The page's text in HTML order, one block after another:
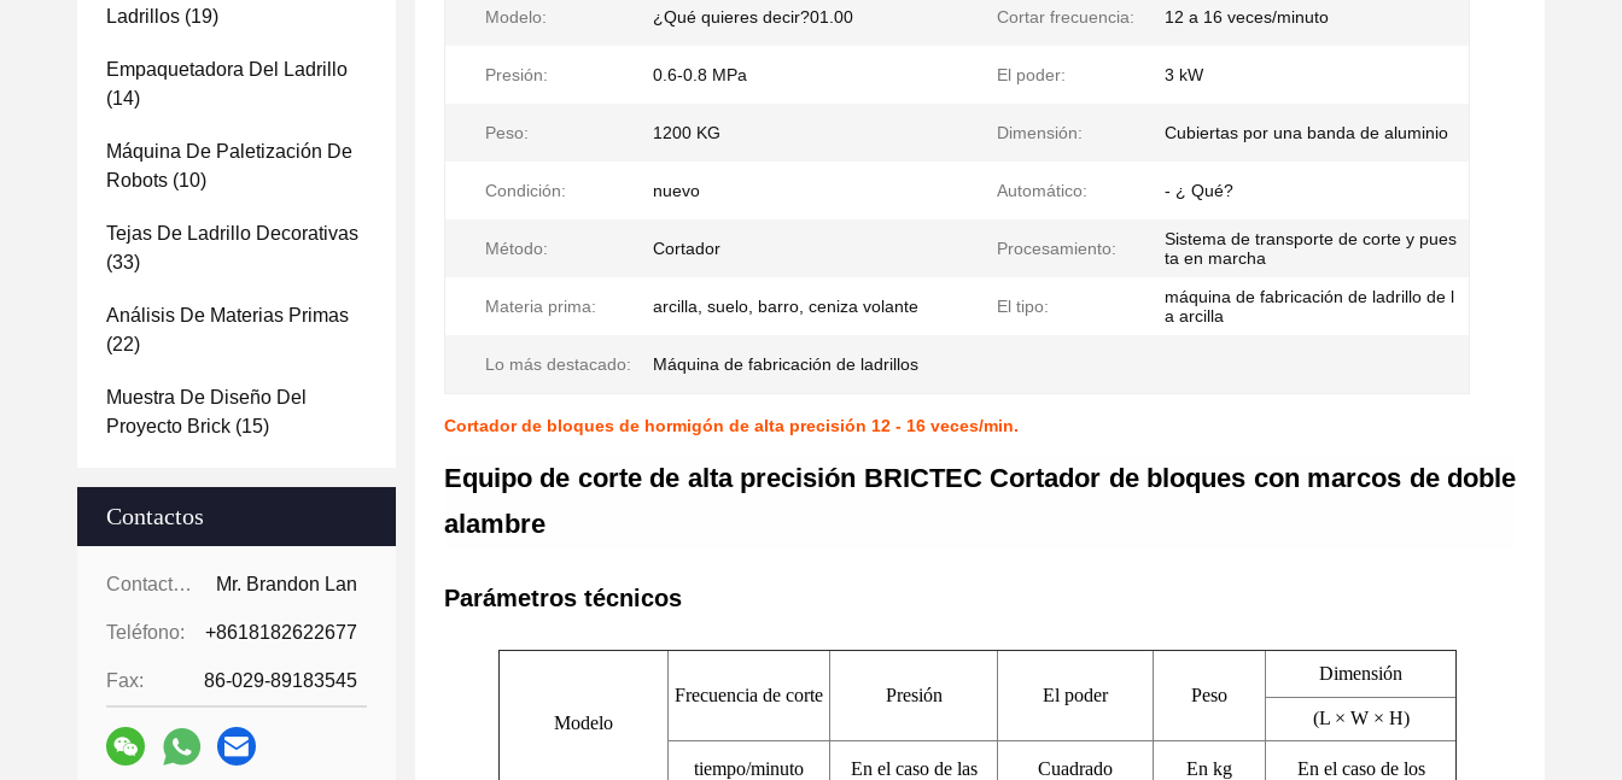
Ladrillos (19)
Empaquetadora Del Ladrillo
(14)
Máquina De Paletización De
Robots (10)
Tejas De Ladrillo Decorativas
(33)
Análisis De Materias Primas
(22)
Muestra De Diseño Del
Proyecto Brick (15)
Contactos
Contactos: Mr. Brandon Lan
Teléfono: +8618182622677
Fax: 86-029-89183545
Modelo: ¿Qué quieres decir?01.00 Cortar frecuencia: 12 a 16 veces/minuto
Presión: 0.6-0.8 MPa El poder: 3 kW
Peso: 1200 KG Dimensión: Cubiertas por una banda de aluminio
Condición: nuevo Automático: - ¿ Qué?
Método: Cortador Procesamiento:
Sistema de transporte de corte y pues
ta en marcha
Materia prima: arcilla, suelo, barro, ceniza volante El tipo:
máquina de fabricación de ladrillo de l
a arcilla
Lo más destacado: Máquina de fabricación de ladrillos
Cortador de bloques de hormigón de alta precisión 12 - 16 veces/min.
Equipo de corte de alta precisión BRICTEC Cortador de bloques con marcos de doble
alambre
Parámetros técnicos
Modelo
Frecuencia de corte Presión El poder Peso
Dimensión
(L × W × H)
tiempo/minuto En el caso de las Cuadrado En kg En el caso de los